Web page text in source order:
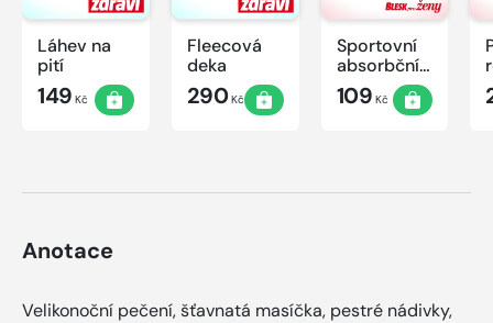
Láhev na
pití
149 Kč
Fleecová
deka
290Kč
Sportovní
absorbční
ručník
109 Kč
Anotace
Velikonoční pečení, šťavnatá masíčka, pestré nádivky,